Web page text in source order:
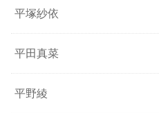
平塚紗依
平田真菜
平野綾